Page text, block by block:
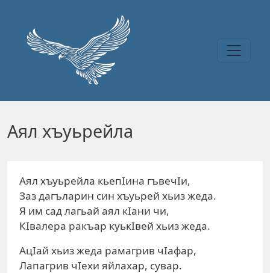
Аял хъуьрейла
Аял хъуьрейла кьепIина гъвечIи,
Заз дагъларин син хъуьрей хьиз жеда.
Я им сад лагьай аял кIани чи,
КIвалера ракъар куькIвей хьиз жеда.
АцIай хьиз жеда рамагрив чIафар,
Лапагрив чIехи яйлахар, сувар.